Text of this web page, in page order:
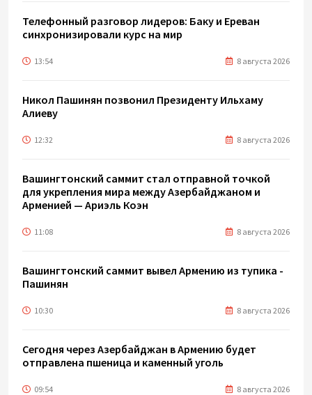
Телефонный разговор лидеров: Баку и Ереван
синхронизировали курс на мир
13:54 8 августа 2026
Никол Пашинян позвонил Президенту Ильхаму
Алиеву
12:32 8 августа 2026
Вашингтонский саммит стал отправной точкой
для укрепления мира между Азербайджаном и
Арменией — Ариэль Коэн
11:08 8 августа 2026
Вашингтонский саммит вывел Армению из тупика -
Пашинян
10:30 8 августа 2026
Сегодня через Азербайджан в Армению будет
отправлена пшеница и каменный уголь
09:54 8 августа 2026